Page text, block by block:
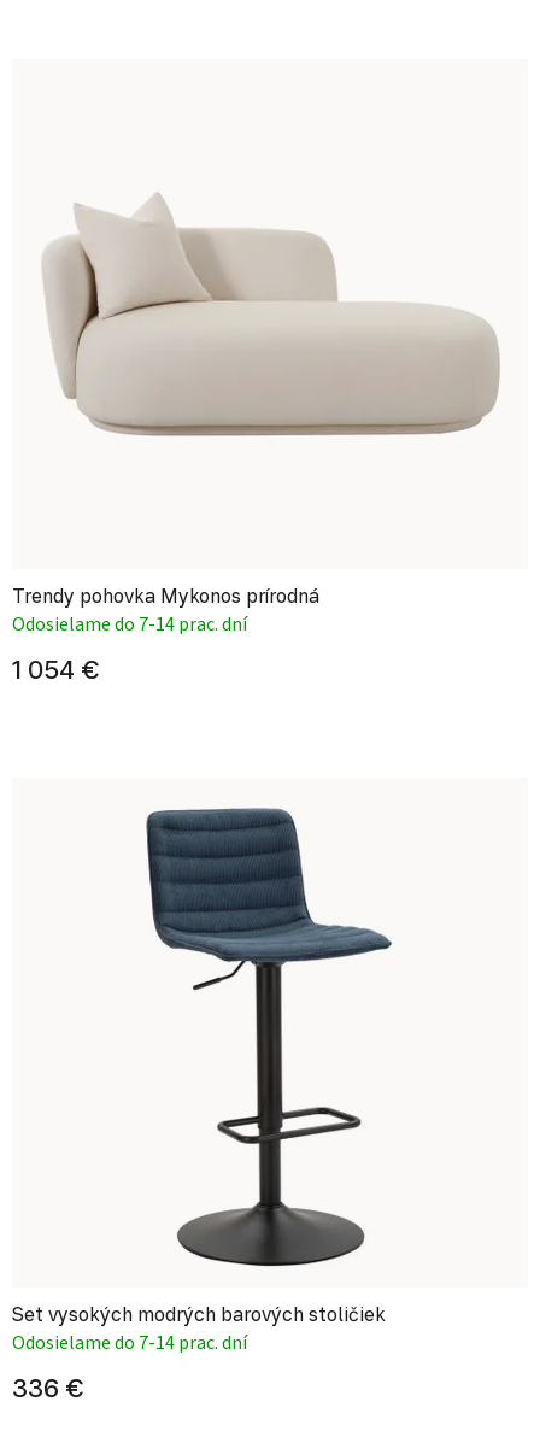
Trendy pohovka Mykonos prírodná
Odosielame do 7-14 prac. dní
1 054 €
Set vysokých modrých barových stoličiek
Odosielame do 7-14 prac. dní
336 €